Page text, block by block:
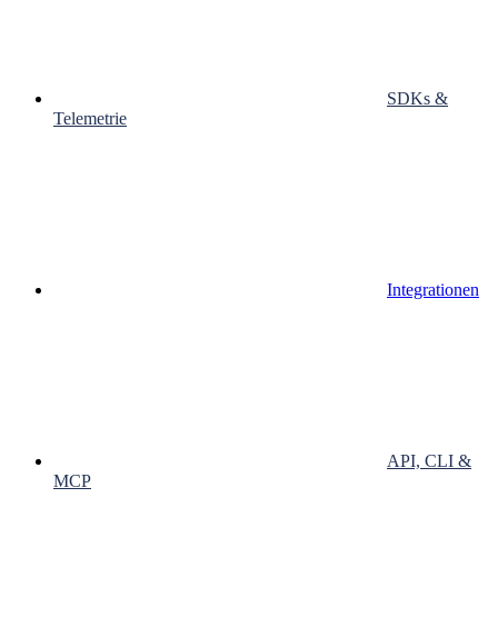
SDKs &
Telemetrie
Integrationen
API, CLI &
MCP